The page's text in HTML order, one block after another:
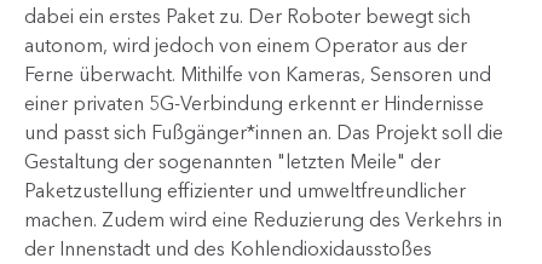
dabei ein erstes Paket zu. Der Roboter bewegt sich
autonom, wird jedoch von einem Operator aus der
Ferne überwacht. Mithilfe von Kameras, Sensoren und
einer privaten 5G-Verbindung erkennt er Hindernisse
und passt sich Fußgänger*innen an. Das Projekt soll die
Gestaltung der sogenannten "letzten Meile" der
Paketzustellung effizienter und umweltfreundlicher
machen. Zudem wird eine Reduzierung des Verkehrs in
der Innenstadt und des Kohlendioxidausstoßes